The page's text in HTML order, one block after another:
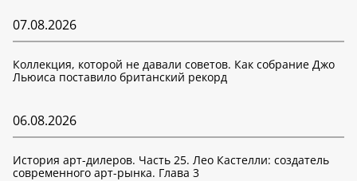
07.08.2026
Коллекция, которой не давали советов. Как собрание Джо
Льюиса поставило британский рекорд
06.08.2026
История арт-дилеров. Часть 25. Лео Кастелли: создатель
современного арт-рынка. Глава 3